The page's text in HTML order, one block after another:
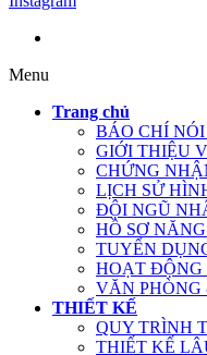
Menu
Trang chủ
BÁO CHÍ
GIỚI THIỆU
CHỨNG
LỊCH SỬ
ĐỘI NGŨ
HỒ SƠ
TUYỂN
HOẠT ĐỘNG
VĂN
THIẾT KẾ
QUY TRÌNH
THIẾT KẾ